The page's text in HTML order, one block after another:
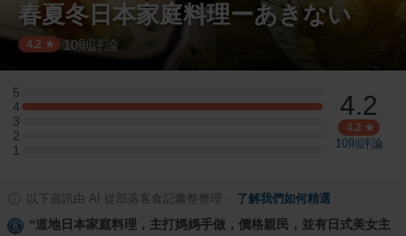
春夏冬日本家庭料理ーあきない
4.2 10則評論
5
5 星：0 則評論
4
4 星：3 則評論
3
3 星：0 則評論
2
2 星：0 則評論
1
1 星：0 則評論
4.2
4.2
10則評論
以下資訊由 AI 從部落客食記彙整整理 了解我們如何精選
“道地日本家庭料理，主打媽媽手做，價格親民，並有日式美女主